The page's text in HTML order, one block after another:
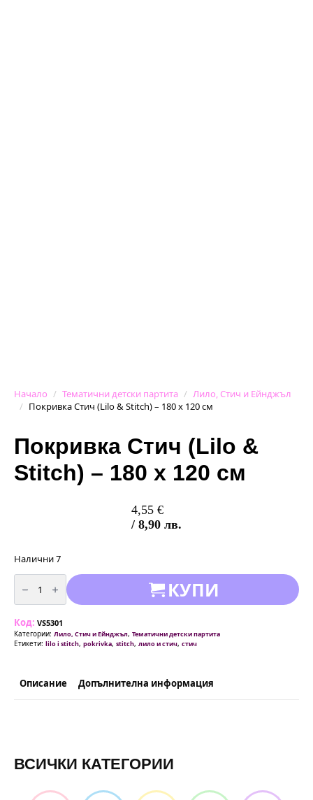
Начало Тематични детски партита
Лило, Стич и Ейнджъл
Покривка Стич (Lilo & Stitch) – 180 х 120 см
Покривка Стич (Lilo &
Stitch) – 180 х 120 см
4,55 €
/ 8,90 лв.
Налични 7
количество
за
Покривка
Стич
&
Stitch)
-
180
см
КУПИ
Код: VS5301
Категории: Лило, Стич и Ейнджъл, Тематични детски партита
Етикети: lilo i stitch, pokrivka, stitch, лило и стич, стич
Описание Допълнителна информация
ВСИЧКИ КАТЕГОРИИ